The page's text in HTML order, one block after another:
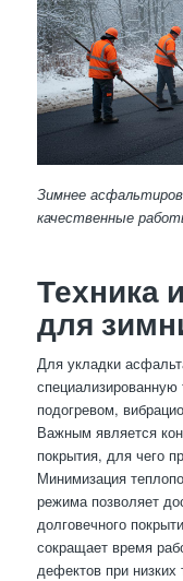
Зимнее
качественные
Техника
для
Для укладки
специализированную
подогревом,
Важным является
покрытия, для чего
Минимизация
режима позволяет
долговечного
сокращает время
дефектов при низких